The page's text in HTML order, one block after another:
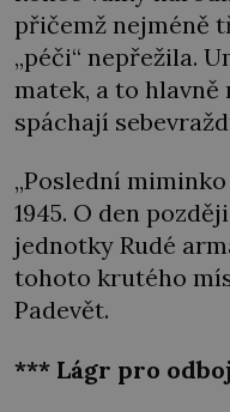
přičemž nejméně
„péči“ nepřežila.
matek, a to
spáchají
„Poslední
1945. O den
jednotky Rudé
tohoto krutého
Padevět.
*** Lágr pro